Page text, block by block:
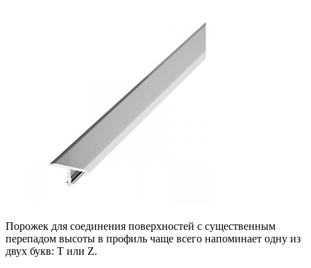
Порожек для соединения поверхностей с существенным
перепадом высоты в профиль чаще всего напоминает одну из
двух букв: Т или Z.